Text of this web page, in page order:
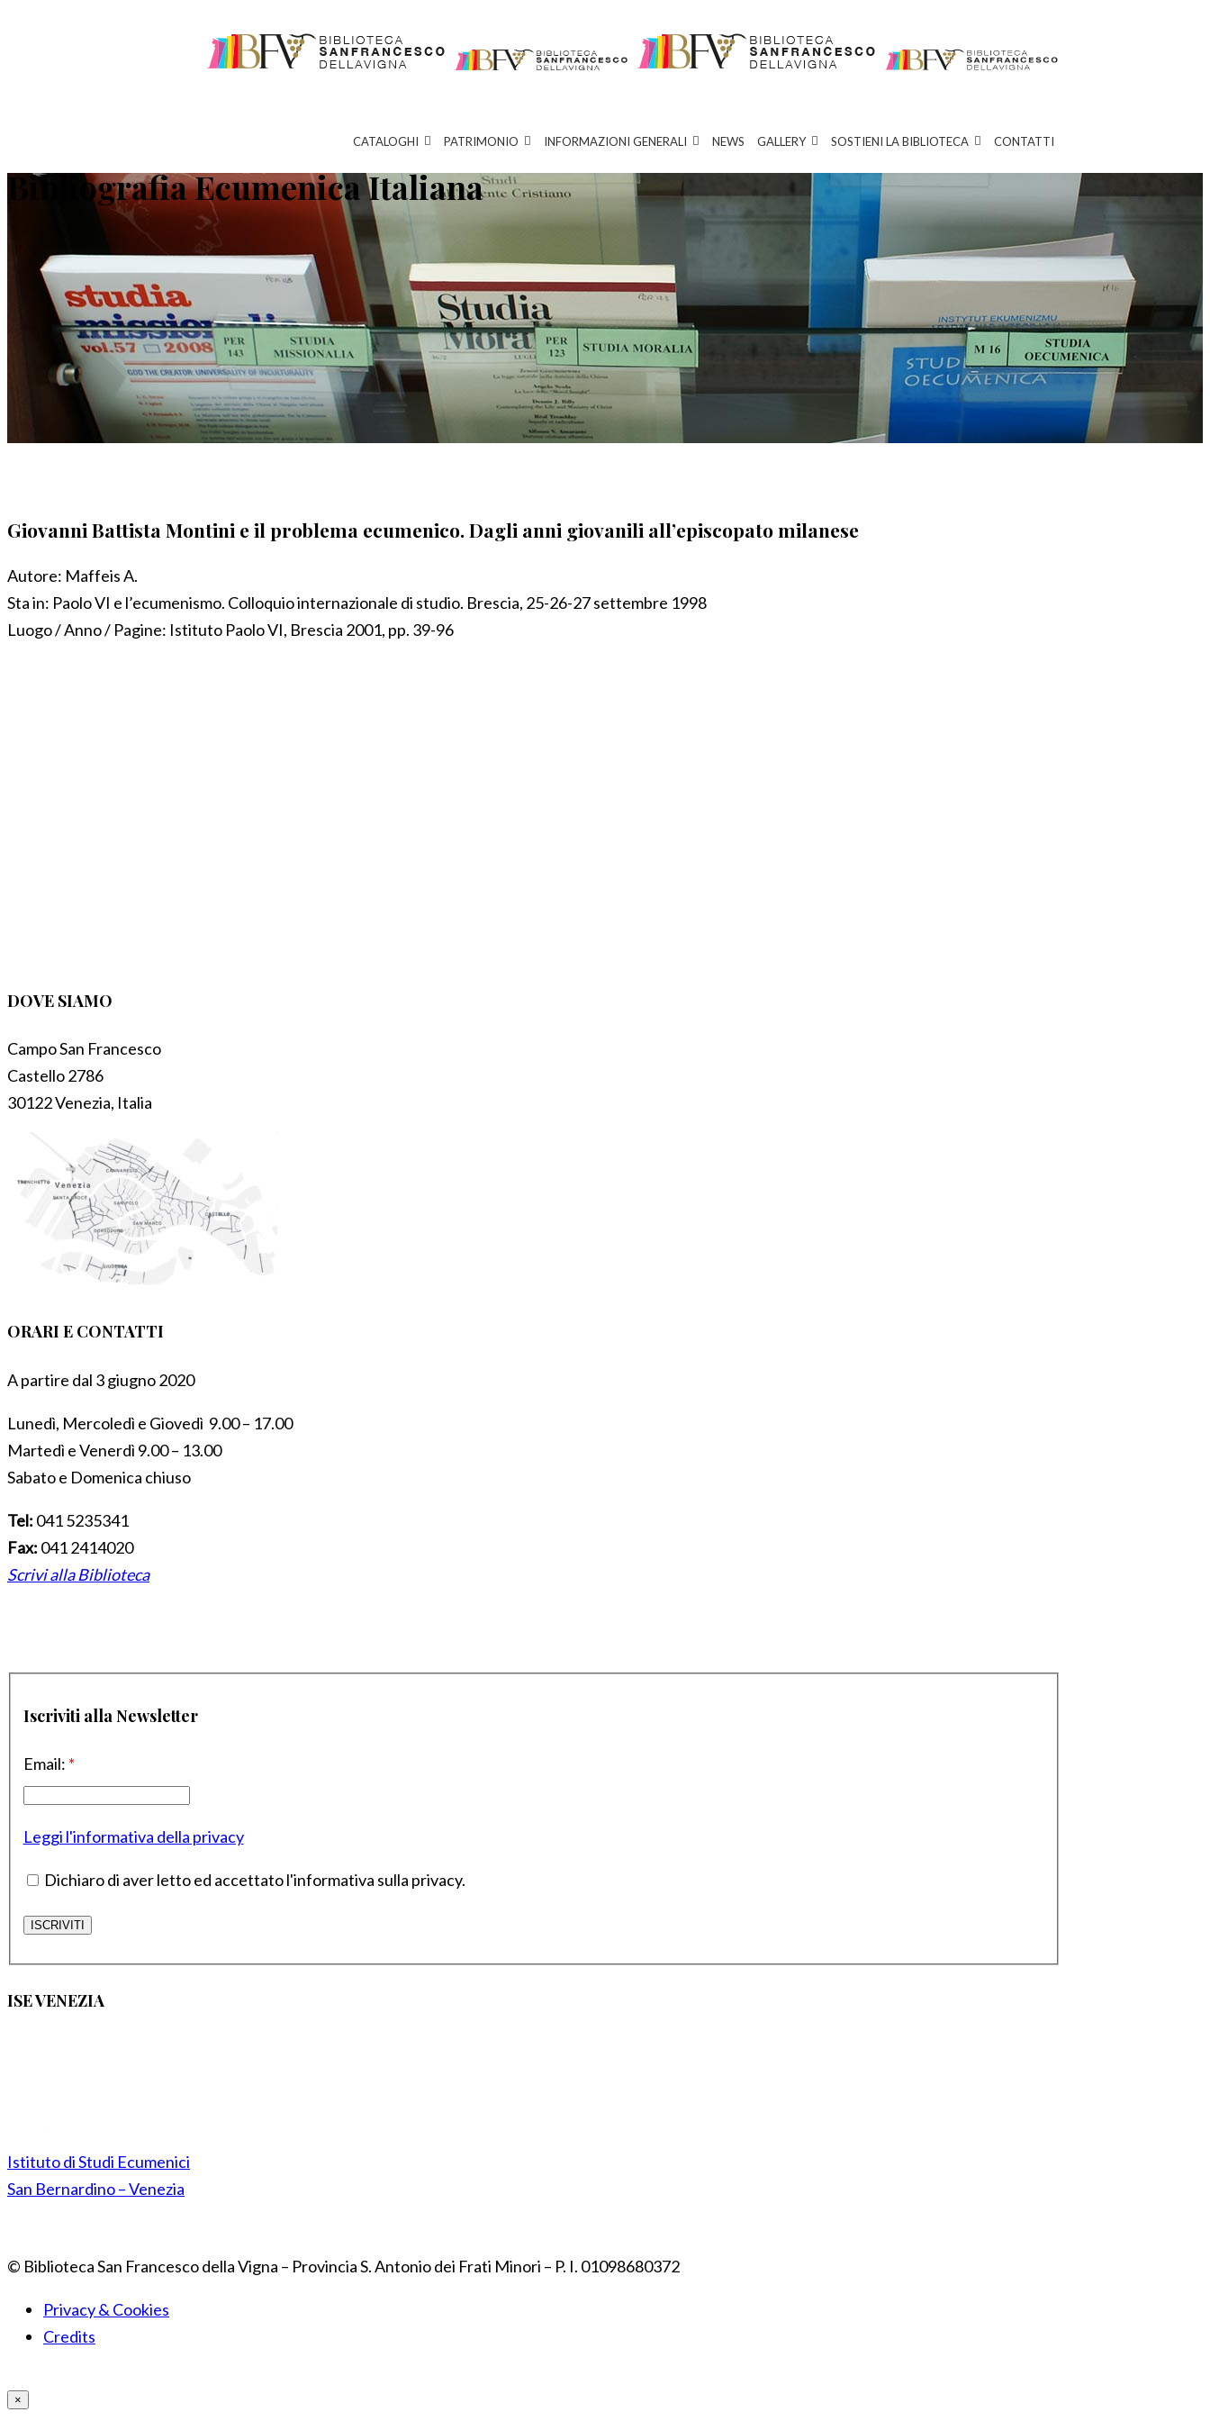
CATALOGHI PATRIMONIO INFORMAZIONI GENERALI NEWS GALLERY SOSTIENI LA BIBLIOTECA CONTATTI
Bibliografia Ecumenica Italiana
Giovanni Battista Montini e il problema ecumenico. Dagli anni giovanili all’episcopato milanese
Autore: Maffeis A.
Sta in: Paolo VI e l’ecumenismo. Colloquio internazionale di studio. Brescia, 25-26-27 settembre 1998
Luogo / Anno / Pagine: Istituto Paolo VI, Brescia 2001, pp. 39-96
DOVE SIAMO
Campo San Francesco
Castello 2786
30122 Venezia, Italia
ORARI E CONTATTI
A partire dal 3 giugno 2020
Lunedì, Mercoledì e Giovedì 9.00 – 17.00
Martedì e Venerdì 9.00 – 13.00
Sabato e Domenica chiuso
Tel: 041 5235341
Fax: 041 2414020
Scrivi alla Biblioteca
Iscriviti alla Newsletter
Email: *
Leggi l'informativa della privacy
Dichiaro di aver letto ed accettato l'informativa sulla privacy.
ISE VENEZIA
Istituto di Studi Ecumenici
San Bernardino – Venezia
© Biblioteca San Francesco della Vigna – Provincia S. Antonio dei Frati Minori – P. I. 01098680372
Privacy & Cookies
Credits
×